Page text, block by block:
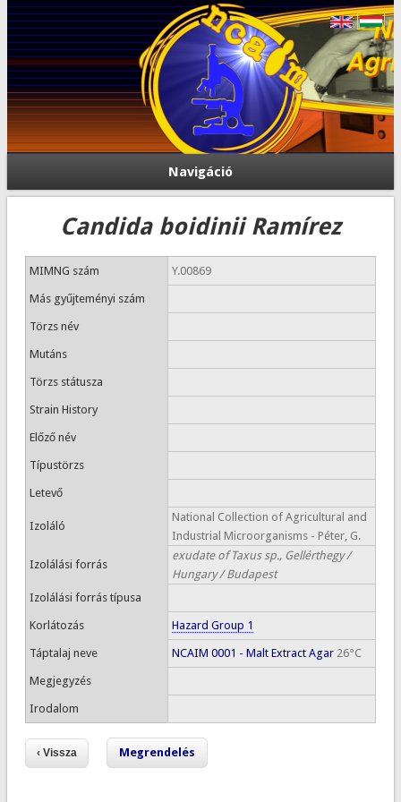
Navigáció
Candida boidinii Ramírez
MIMNG szám Y.00869
Más gyűjteményi szám
Törzs név
Mutáns
Törzs státusza
Strain History
Előző név
Típustörzs
Letevő
Izoláló
National Collection of Agricultural and
Industrial Microorganisms - Péter, G.
Izolálási forrás
exudate of Taxus sp., Gellérthegy /
Hungary / Budapest
Izolálási forrás típusa
Korlátozás Hazard Group 1
Táptalaj neve NCAIM 0001 - Malt Extract Agar26°C
Megjegyzés
Irodalom
Megrendelés